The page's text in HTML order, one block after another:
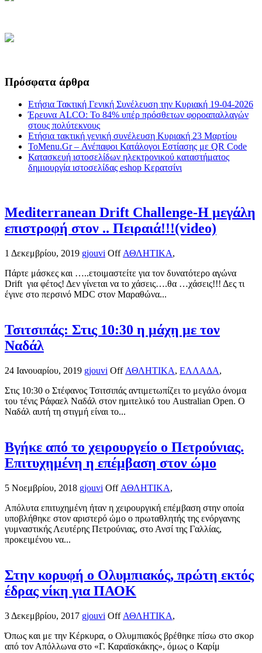
Πρόσφατα άρθρα
Ετήσια Τακτική Γενική Συνέλευση την Κυριακή 19-04-2026
Έρευνα ALCO: Το 84% υπέρ πρόσθετων φοροαπαλλαγών
στους πολύτεκνους
Ετήσια τακτική γενική συνέλευση Κυριακή 23 Μαρτίου
ToMenu.Gr – Ανέπαφοι Κατάλογοι Εστίασης με QR Code
Κατασκευή ιστοσελίδων ηλεκτρονικού καταστήματος
δημιουργία ιστοσελίδας eshop Κερατσίνι
Mediterranean Drift Challenge-Η μεγάλη
επιστροφή στον .. Πειραιά!!!(video)
1 Δεκεμβρίου, 2019 gjouvi Off ΑΘΛΗΤΙΚΑ,
Πάρτε μάσκες και …..ετοιμαστείτε για τον δυνατότερο αγώνα
Drift για φέτος! Δεν γίνεται να το χάσεις….θα …χάσεις!!! Δες τι
έγινε στο περσινό MDC στον Μαραθώνα...
Τσιτσιπάς: Στις 10:30 η μάχη με τον
Ναδάλ
24 Ιανουαρίου, 2019 gjouvi Off ΑΘΛΗΤΙΚΑ, ΕΛΛΑΔΑ,
Στις 10:30 ο Στέφανος Τσιτσιπάς αντιμετωπίζει το μεγάλο όνομα
του τένις Ράφαελ Ναδάλ στον ημιτελικό του Australian Open. Ο
Ναδάλ αυτή τη στιγμή είναι το...
Βγήκε από το χειρουργείο ο Πετρούνιας.
Επιτυχημένη η επέμβαση στον ώμο
5 Νοεμβρίου, 2018 gjouvi Off ΑΘΛΗΤΙΚΑ,
Απόλυτα επιτυχημένη ήταν η χειρουργική επέμβαση στην οποία
υποβλήθηκε στον αριστερό ώμο ο πρωταθλητής της ενόργανης
γυμναστικής Λευτέρης Πετρούνιας, στο Ανσί της Γαλλίας,
προκειμένου να...
Στην κορυφή ο Ολυμπιακός, πρώτη εκτός
έδρας νίκη για ΠΑΟΚ
3 Δεκεμβρίου, 2017 gjouvi Off ΑΘΛΗΤΙΚΑ,
Όπως και με την Κέρκυρα, ο Ολυμπιακός βρέθηκε πίσω στο σκορ
από τον Απόλλωνα στο «Γ. Καραϊσκάκης», όμως ο Καρίμ